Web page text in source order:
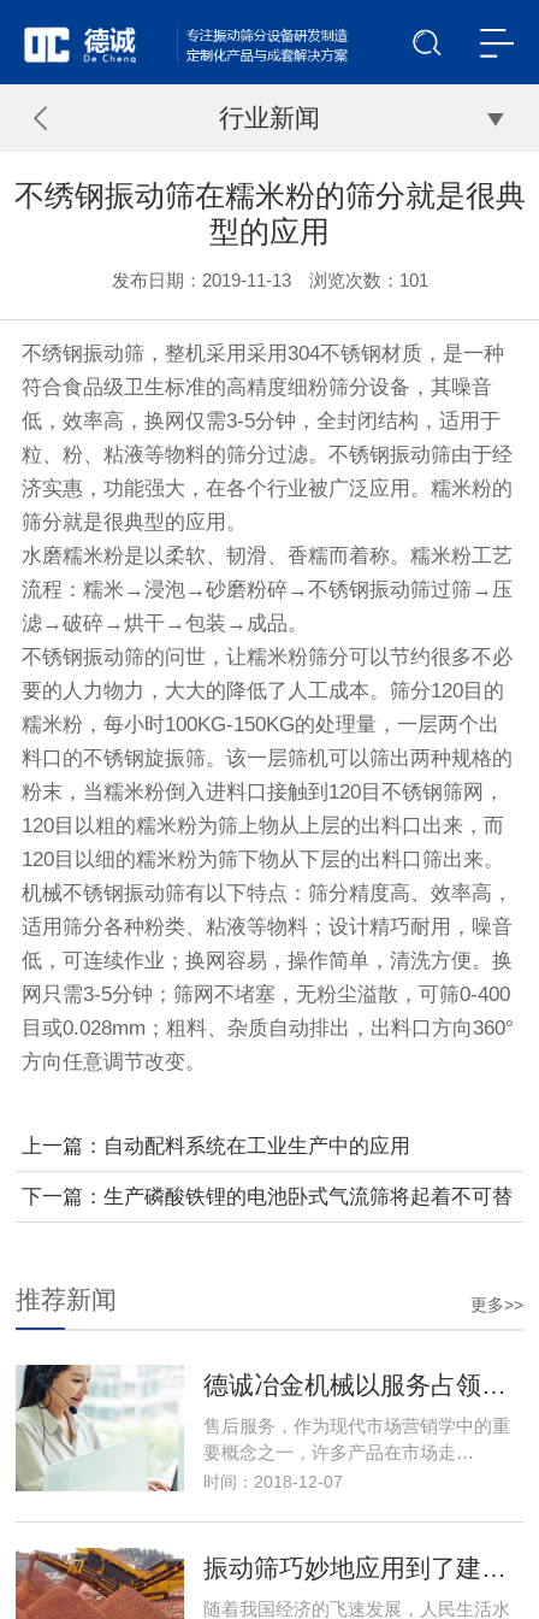
行业新闻
不绣钢振动筛在糯米粉的筛分就是很典
型的应用
发布日期：2019-11-13 浏览次数： 101
不绣钢振动筛 ，整机采用采用304不锈钢材质，是一种
符合食品级卫生标准的高精度细粉筛分设备 ，其噪音
低，效率高，换网仅需3-5分钟，全封闭结构，适用于
粒、粉、粘液等物料的筛分过滤。 不锈钢振动筛由于经
济实惠，功能强大，在各个行业被广泛应用。糯米粉的
筛分就是很典型的应用。
水磨糯米粉是以柔软、韧滑、香糯而着称。糯米粉工艺
流程：糯米→浸泡→砂磨粉碎→不锈钢振动筛过筛→压
滤→破碎→烘干→包装→成品。
不锈钢振动筛的问世，让糯米粉筛分可以节约很多不必
要的人力物力，大大的降低了人工成本。筛分120目的
糯米粉，每小时100KG-150KG的处理量，一层两个出
料口的不锈钢旋振筛。该一层筛机可以筛出两种规格的
粉末，当糯米粉倒入进料口接触到120目不锈钢筛网，
120目以粗的糯米粉为筛上物从上层的出料口出来，而
120目以细的糯米粉为筛下物从下层的出料口筛出来。
机械不锈钢振动筛有以下特点：筛分精度高、效率高，
适用筛分各种粉类、粘液等物料；设计精巧耐用，噪音
低，可连续作业；换网容易，操作简单，清洗方便。换
网只需3-5分钟；筛网不堵塞，无粉尘溢散，可筛0-400
目或0.028mm；粗料、杂质自动排出，出料口方向360°
方向任意调节改变。
上一篇：自动配料系统在工业生产中的应用
下一篇：生产磷酸铁锂的电池卧式气流筛将起着不可替
更多>>
推荐新闻
售后服务，作为现代市场营销学中的重
要概念之一，许多产品在市场走…
时间：2018-12-07
随着我国经济的飞速发展，人民生活水